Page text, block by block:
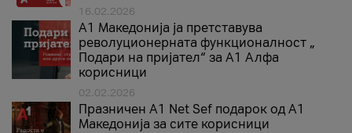
16.02.2026
А1 Македонија ја претставува
револуционерната функционалност „
Подари на пријател“ за А1 Алфа
корисници
02.02.2026
Празничен A1 Net Sеf подарок од А1
Македонија за сите корисници